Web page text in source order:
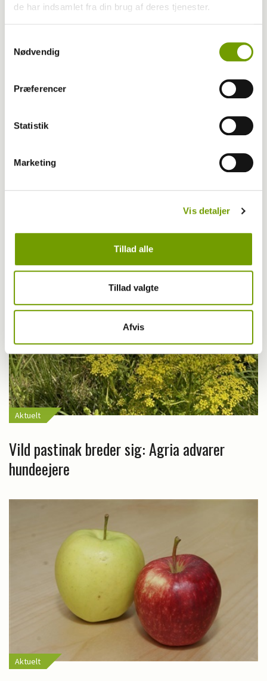
de har indsamlet fra din brug af deres tjenester.
Nødvendig
Præferencer
Statistik
Marketing
Vis detaljer
Tillad alle
Tillad valgte
Afvis
Livet med hund
Første bichon havanais med BH-titel
Aktuelt
Vild pastinak breder sig: Agria advarer
hundeejere
Aktuelt